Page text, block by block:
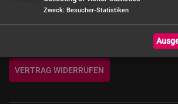
Fr. 9 - 14:30 Uhr
VERTRAG WIDERRUFEN
Zweck: Besucher-Statistiken